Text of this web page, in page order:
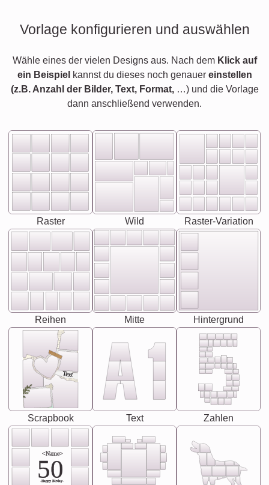
Vorlage konfigurieren und auswählen
Wähle eines der vielen Designs aus. Nach dem Klick auf
ein Beispiel kannst du dieses noch genauer einstellen
(z.B. Anzahl der Bilder, Text, Format,…) und die Vorlage
dann anschließend verwenden.
Raster Wild Raster-Variation
Reihen Mitte Hintergrund
Text
Scrapbook Text Zahlen
<Name>
50
-Happy Birday-